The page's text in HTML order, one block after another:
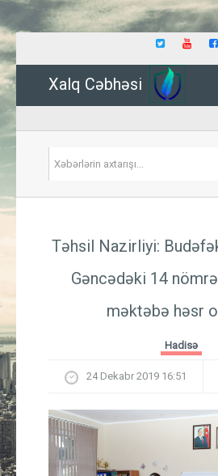
Xalq Cəbhəsi
Təhsil Nazirliyi:
Gəncədəki 14
məktəbə həsr
Hadisə
24 Dekabr 2019 16:51